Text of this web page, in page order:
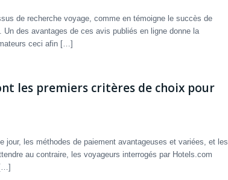
de recherche voyage, comme en témoigne le succès de
des avantages de ces avis publiés en ligne donne la
ceci afin […]
les premiers critères de choix pour
jour, les méthodes de paiement avantageuses et variées, et les
au contraire, les voyageurs interrogés par Hotels.com